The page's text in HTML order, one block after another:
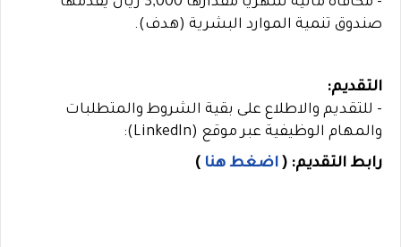
صندوق تنمية الموارد البشرية (هدف).
التقديم:
- للتقديم والاطلاع على بقية الشروط والمتطلبات
والمهام الوظيفية عبر موقع (LinkedIn):
رابط التقديم: ( اضغط هنا )